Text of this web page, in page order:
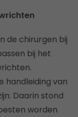
de chirurgen bij
bij het
handleiding van
Daarin stond
worden